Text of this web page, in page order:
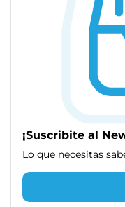
¡Suscribite al
Lo que necesitas